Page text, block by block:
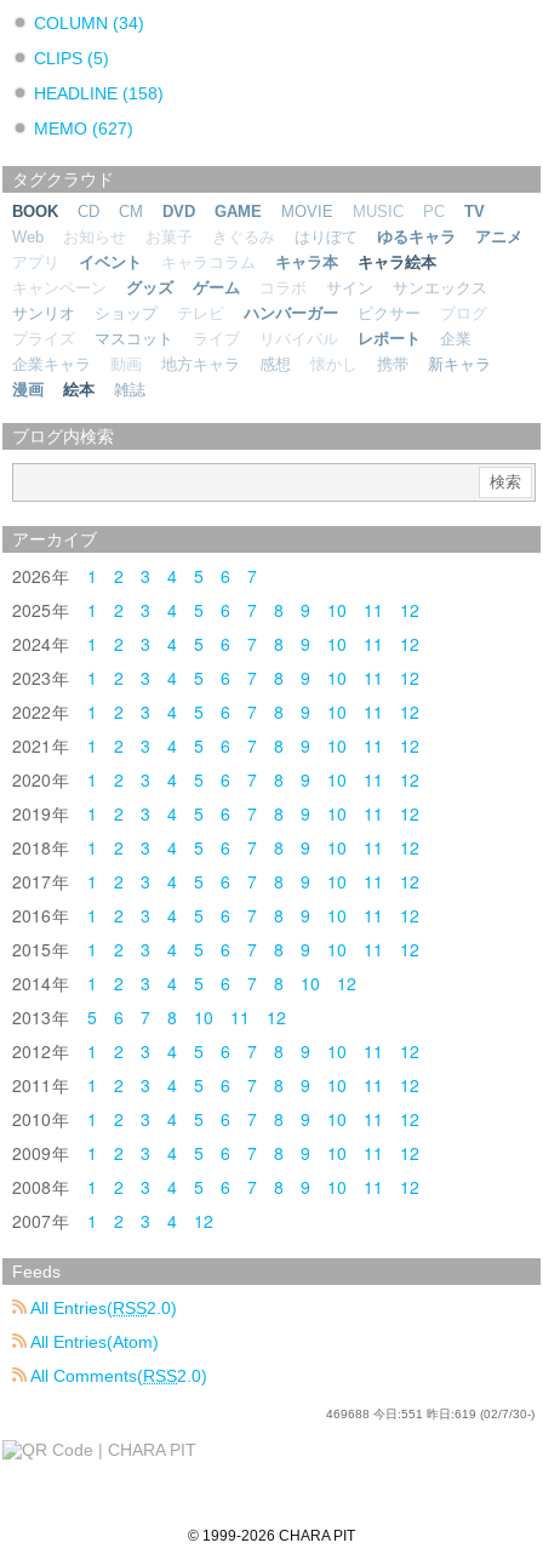
COLUMN(34)
CLIPS(5)
HEADLINE(158)
MEMO(627)
タグクラウド
BOOK CD CM DVD GAME MOVIE MUSIC PC
TV
Web
お知らせ お菓子 きぐるみ はりぼて ゆるキャラ
アニメ
アプリ
イベント キャラコラム キャラ本
キャラ絵本
キャンペーン
グッズ ゲーム コラボ サイン
サンエックス
サンリオ
ショップ テレビ ハンバーガー ピクサー
ブログ
プライズ
マスコット ライブ リバイバル レポート
企業
企業キャラ
動画 地方キャラ 感想 懐かし 携帯
新キャラ
漫画
絵本 雑誌
ブログ内検索
アーカイブ
2026 1 2 3 4 5 6
7
2025
1 2 3 4 5 6 7 8 9 10 11
12
2024
1 2 3 4 5 6 7 8 9 10 11
12
2023
1 2 3 4 5 6 7 8 9 10 11
12
2022
1 2 3 4 5 6 7 8 9 10 11
12
2021
1 2 3 4 5 6 7 8 9 10 11
12
2020
1 2 3 4 5 6 7 8 9 10 11
12
2019
1 2 3 4 5 6 7 8 9 10 11
12
2018
1 2 3 4 5 6 7 8 9 10 11
12
2017
1 2 3 4 5 6 7 8 9 10 11
12
2016
1 2 3 4 5 6 7 8 9 10 11
12
2015
1 2 3 4 5 6 7 8 9 10 11
12
2014
1 2 3 4 5 6 7 8 10
12
2013
5 6 7 8 10 11
12
2012
1 2 3 4 5 6 7 8 9 10 11
12
2011
1 2 3 4 5 6 7 8 9 10 11
12
2010
1 2 3 4 5 6 7 8 9 10 11
12
2009
1 2 3 4 5 6 7 8 9 10 11
12
2008
1 2 3 4 5 6 7 8 9 10 11
12
2007
1 2 3 4 12
Feeds
All Entries(RSS2.0)
All Entries(Atom)
All Comments(RSS2.0)
469688 今日:551 昨日:619 (02/7/30-)
© 1999-2026 CHARA PIT